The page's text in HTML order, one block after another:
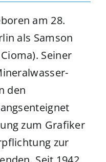
am 28.
als Samson
Seiner
den
zum Grafiker
zur